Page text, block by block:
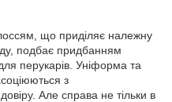
що приділяє належну
подбає придбанням
перукарів. Уніформа та
з
Але справа не тільки в